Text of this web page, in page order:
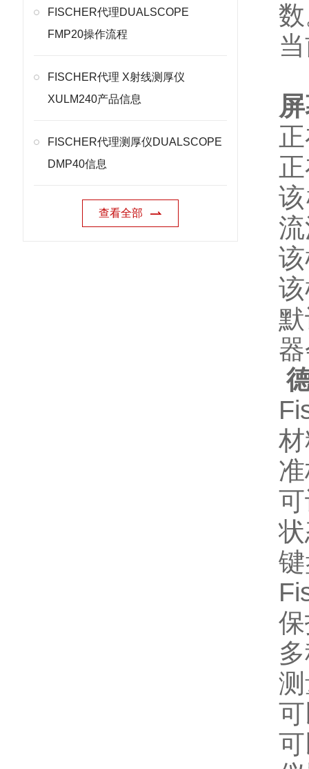
FISCHER代理DUALSCOPE
FMP20操作流程
FISCHER代理 X射线测厚仪
XULM240产品信息
FISCHER代理测厚仪DUALSCOPE
DMP40信息
查看全部